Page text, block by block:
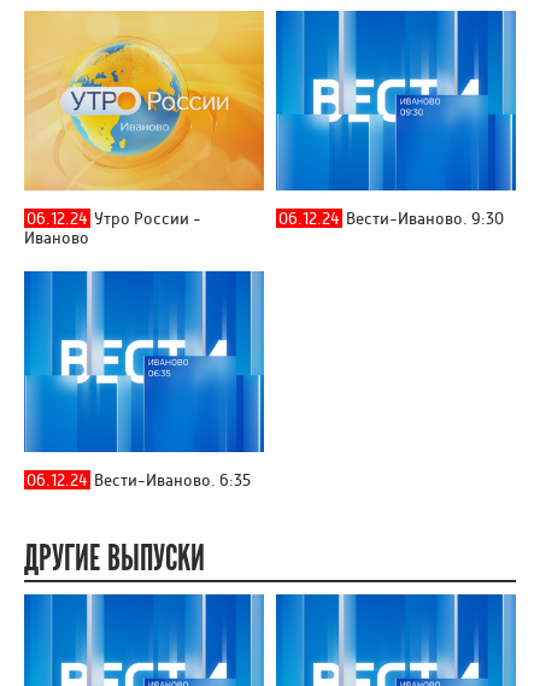
06.12.24 Утро России -
Иваново
06.12.24 Вести-Иваново. 9:30
06.12.24 Вести-Иваново. 6:35
ДРУГИЕ ВЫПУСКИ